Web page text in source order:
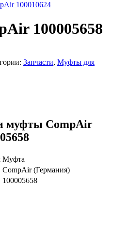
100010624
100005658
Запчасти, Муфты для
муфты CompAir
Муфта
CompAir (Германия)
100005658